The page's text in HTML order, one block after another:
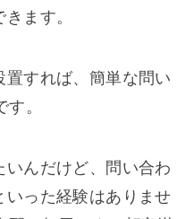
ます。
置すれば、簡単な問い
。
いんだけど、問い合わ
った経験はありませ